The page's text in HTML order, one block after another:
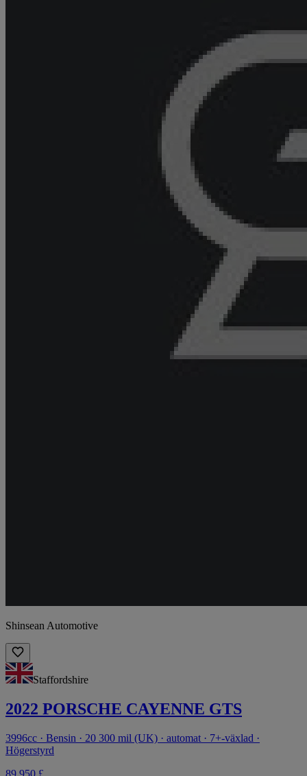
Shinsean Automotive
Staffordshire
2022 PORSCHE CAYENNE GTS
3996cc · Bensin · 20 300 mil (UK) · automat · 7+-växlad ·
Högerstyrd
89 950 £